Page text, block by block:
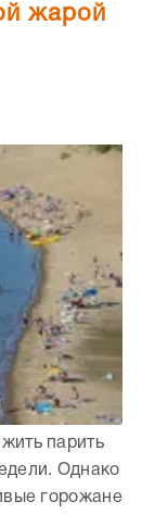
жарой
парить
Однако
горожане